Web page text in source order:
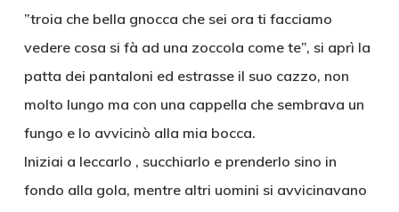
”troia che bella gnocca che sei ora ti facciamo
vedere cosa si fà ad una zoccola come te”, si aprì la
patta dei pantaloni ed estrasse il suo cazzo, non
molto lungo ma con una cappella che sembrava un
fungo e lo avvicinò alla mia bocca.
Iniziai a leccarlo , succhiarlo e prenderlo sino in
fondo alla gola, mentre altri uomini si avvicinavano